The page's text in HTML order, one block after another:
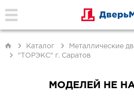
Каталог
Металлические
"ТОРЭКС" г. Саратов
МОДЕЛЕЙ НЕ